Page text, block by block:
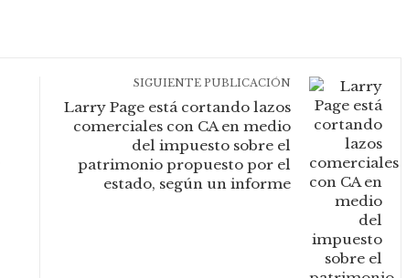
SIGUIENTE PUBLICACIÓN
Larry Page está cortando lazos
comerciales con CA en medio
del impuesto sobre el
patrimonio propuesto por el
estado, según un informe